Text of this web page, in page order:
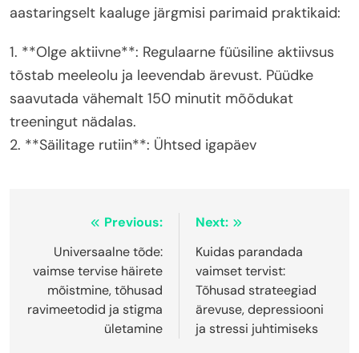
aastaringselt kaaluge järgmisi parimaid praktikaid:
1. **Olge aktiivne**: Regulaarne füüsiline aktiivsus
tõstab meeleolu ja leevendab ärevust. Püüdke
saavutada vähemalt 150 minutit mõõdukat
treeningut nädalas.
2. **Säilitage rutiin**: Ühtsed igapäev
navigation
Previous:
Universaalne tõde:
vaimse tervise häirete
mõistmine, tõhusad
ravimeetodid ja stigma
ületamine
Next:
Kuidas parandada
vaimset tervist:
Tõhusad strateegiad
ärevuse, depressiooni
ja stressi juhtimiseks